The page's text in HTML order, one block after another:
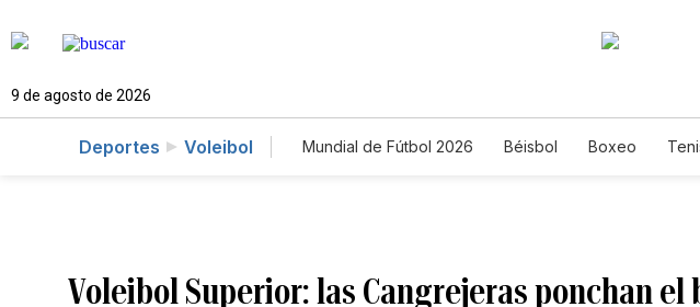
9 de agosto de 2026
Deportes Voleibol Mundial de Fútbol 2026 Béisbol Boxeo
Voleibol Superior: las Cangrejeras ponchan el